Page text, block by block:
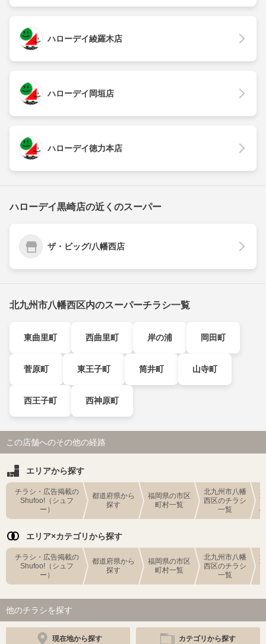
ハローデイ綾羅木店
ハローデイ岡垣店
ハローデイ徳力本店
ハローデイ黒崎店の近くのスーパー
ザ・ビッグ/八幡西店
北九州市八幡西区内のスーパーチラシ一覧
東曲里町 西曲里町 岸の浦 岡田町
菅原町 東王子町 筒井町 山寺町
西王子町 西神原町
この店舗へのその他の経路
エリアから探す
チラシ・広告掲載の
Shufoo!（シュフ
ー）
都道府県から
探す
福岡県の市区
町村一覧
北九州市八幡
西区のチラシ
一覧
エリア×カテゴリから探す
チラシ・広告掲載の
Shufoo!（シュフ
ー）
都道府県から
探す
福岡県の市区
町村一覧
北九州市八幡
西区のチラシ
一覧
他のチラシを探す
現在地から探す カテゴリから探す